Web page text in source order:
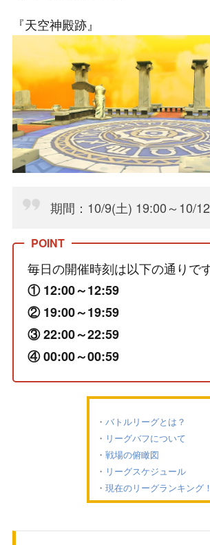
『天空神殿跡』
期間：10/9(土) 19:00～10/
毎日の開催時刻は以下の通りで
① 12:00～12:59
② 19:00～19:59
③ 22:00～22:59
④ 00:00～00:59
バトルリーグとは？
リーグバフについて
戦場の俯瞰図
リーグスケジュール
現在のリーグランキング！